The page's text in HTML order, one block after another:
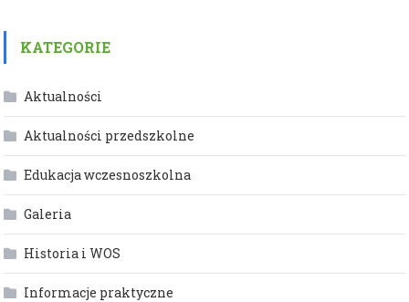
KATEGORIE
Aktualności
Aktualności przedszkolne
Edukacja wczesnoszkolna
Galeria
Historia i WOS
Informacje praktyczne